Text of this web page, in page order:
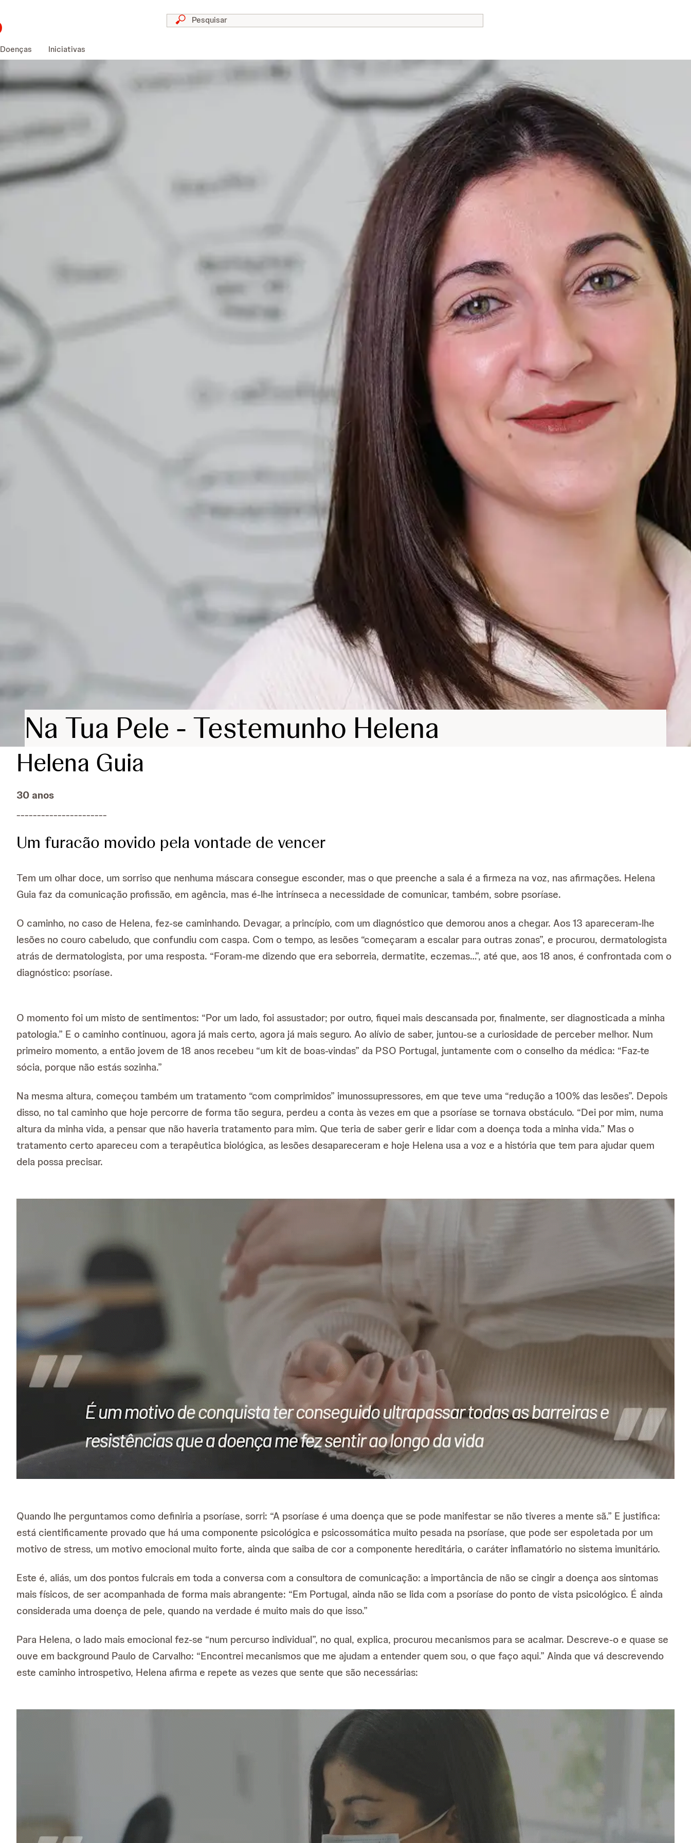
Doenças Iniciativas
Na Tua Pele - Testemunho Helena
Helena Guia
30 anos
Um furacão movido pela vontade de vencer
Tem um olhar doce, um sorriso que nenhuma máscara consegue esconder, mas o que preenche a sala é a firmeza na voz, nas afirmações. Helena
Guia faz da comunicação profissão, em agência, mas é-lhe intrínseca a necessidade de comunicar, também, sobre psoríase.
O caminho, no caso de Helena, fez-se caminhando. Devagar, a princípio, com um diagnóstico que demorou anos a chegar. Aos 13 apareceram-lhe
lesões no couro cabeludo, que confundiu com caspa. Com o tempo, as lesões “começaram a escalar para outras zonas”, e procurou, dermatologista
atrás de dermatologista, por uma resposta. “Foram-me dizendo que era seborreia, dermatite, eczemas…”, até que, aos 18 anos, é confrontada com o
diagnóstico: psoríase.
O momento foi um misto de sentimentos: “Por um lado, foi assustador; por outro, fiquei mais descansada por, finalmente, ser diagnosticada a minha
patologia.” E o caminho continuou, agora já mais certo, agora já mais seguro. Ao alívio de saber, juntou-se a curiosidade de perceber melhor. Num
primeiro momento, a então jovem de 18 anos recebeu “um kit de boas-vindas” da PSO Portugal, juntamente com o conselho da médica: “Faz-te
sócia, porque não estás sozinha.”
Na mesma altura, começou também um tratamento “com comprimidos” imunossupressores, em que teve uma “redução a 100% das lesões”. Depois
disso, no tal caminho que hoje percorre de forma tão segura, perdeu a conta às vezes em que a psoríase se tornava obstáculo. “Dei por mim, numa
altura da minha vida, a pensar que não haveria tratamento para mim. Que teria de saber gerir e lidar com a doença toda a minha vida.” Mas o
tratamento certo apareceu com a terapêutica biológica, as lesões desapareceram e hoje Helena usa a voz e a história que tem para ajudar quem
dela possa precisar.
Quando lhe perguntamos como definiria a psoríase, sorri: “A psoríase é uma doença que se pode manifestar se não tiveres a mente sã.” E justifica:
está cientificamente provado que há uma componente psicológica e psicossomática muito pesada na psoríase, que pode ser espoletada por um
motivo de stress, um motivo emocional muito forte, ainda que saiba de cor a componente hereditária, o caráter inflamatório no sistema imunitário.
Este é, aliás, um dos pontos fulcrais em toda a conversa com a consultora de comunicação: a importância de não se cingir a doença aos sintomas
mais físicos, de ser acompanhada de forma mais abrangente: “Em Portugal, ainda não se lida com a psoríase do ponto de vista psicológico. É ainda
considerada uma doença de pele, quando na verdade é muito mais do que isso.”
Para Helena, o lado mais emocional fez-se “num percurso individual”, no qual, explica, procurou mecanismos para se acalmar. Descreve-o e quase se
ouve em background Paulo de Carvalho: “Encontrei mecanismos que me ajudam a entender quem sou, o que faço aqui.” Ainda que vá descrevendo
este caminho introspetivo, Helena afirma e repete as vezes que sente que são necessárias: